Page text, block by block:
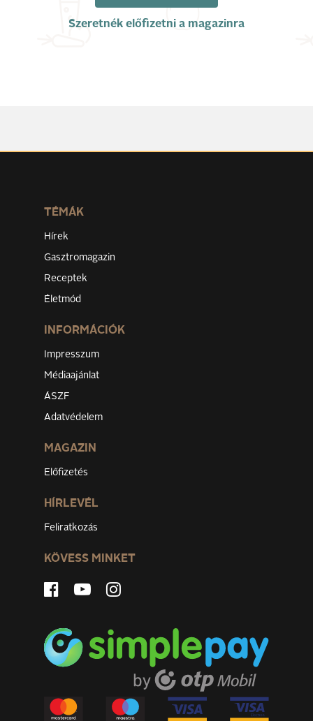
Szeretnék előfizetni a magazinra
TÉMÁK
Hírek
Gasztromagazin
Receptek
Életmód
INFORMÁCIÓK
Impresszum
Médiaajánlat
ÁSZF
Adatvédelem
MAGAZIN
Előfizetés
HÍRLEVÉL
Feliratkozás
KÖVESS MINKET